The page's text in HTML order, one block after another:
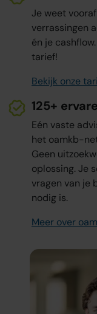
Je weet
verrassingen
én je
tarief!
Bekijk onze
125+
Eén vaste
het oamkb-
Geen
oplossing. Je
vragen van je
nodig is.
Meer over